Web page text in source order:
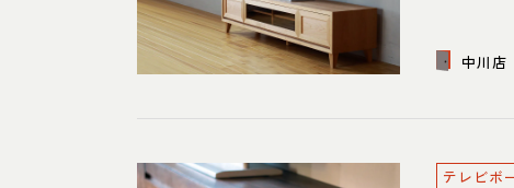
中川店
テレビボ